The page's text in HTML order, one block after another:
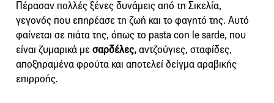
Πέρασαν πολλές ξένες δυνάμεις από τη Σικελία,
γεγονός που επηρέασε τη ζωή και το φαγητό της. Αυτό
φαίνεται σε πιάτα της, όπως το pasta con le sarde, που
είναι ζυμαρικά μεσαρδέλες,αντζούγιες, σταφίδες,
αποξηραμένα φρούτα και αποτελεί δείγμα αραβικής
επιρροής.